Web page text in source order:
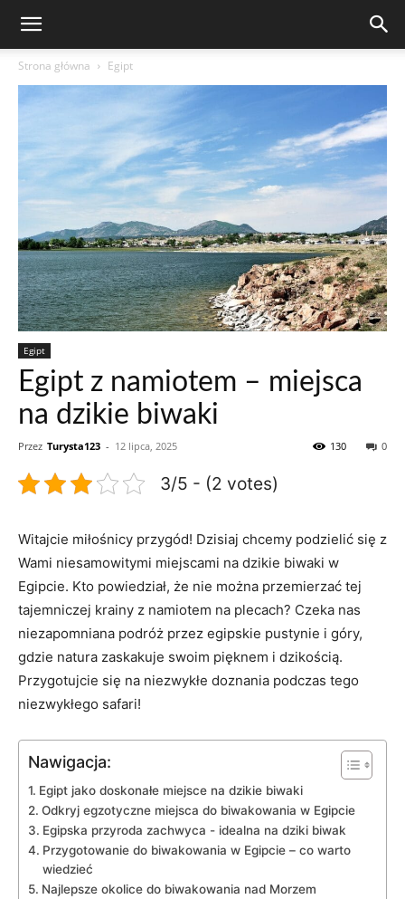
Strona główna Egipt
Egipt
Egipt z namiotem – miejsca
na dzikie biwaki
Przez Turysta123 - 12 lipca, 2025 0
130
3/5 - (2 votes)
Witajcie miłośnicy ⁢przygód!⁣ Dzisiaj chcemy podzielić się z
Wami niesamowitymi miejscami ⁣na dzikie biwaki w⁤
Egipcie. ​Kto powiedział, że nie można przemierzać tej
tajemniczej krainy ​z namiotem na plecach? Czeka nas
niezapomniana podróż przez egipskie pustynie i góry,
gdzie natura zaskakuje swoim pięknem‌ i⁤ dzikością.‌
Przygotujcie się na niezwykłe ​doznania podczas tego
niezwykłego safari!
Nawigacja:
Egipt ​jako doskonałe miejsce na dzikie biwaki
Odkryj egzotyczne miejsca do biwakowania ⁣w Egipcie
Egipska ‍przyroda zachwyca ‌- idealna na dziki biwak
Przygotowanie do ⁢biwakowania w‍ Egipcie – co warto
⁣wiedzieć
Najlepsze‍ okolice⁤ do‌ biwakowania nad Morzem